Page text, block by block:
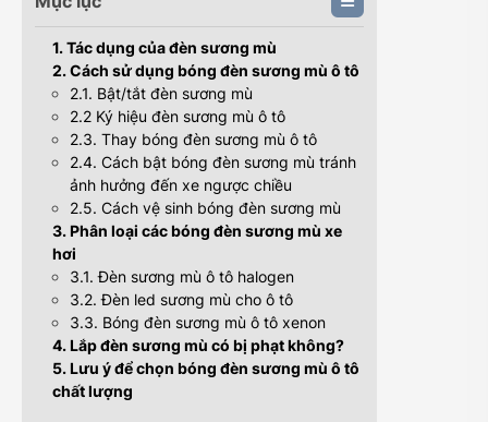
1. Tác dụng của đèn sương mù
2. Cách sử dụng bóng đèn sương mù ô tô
2.1. Bật/tắt đèn sương mù
2.2 Ký hiệu đèn sương mù ô tô
2.3. Thay bóng đèn sương mù ô tô
2.4. Cách bật bóng đèn sương mù tránh
ảnh hưởng đến xe ngược chiều
2.5. Cách vệ sinh bóng đèn sương mù
3. Phân loại các bóng đèn sương mù xe
hơi
3.1. Đèn sương mù ô tô halogen
3.2. Đèn led sương mù cho ô tô
3.3. Bóng đèn sương mù ô tô xenon
4. Lắp đèn sương mù có bị phạt không?
5. Lưu ý để chọn bóng đèn sương mù ô tô
chất lượng